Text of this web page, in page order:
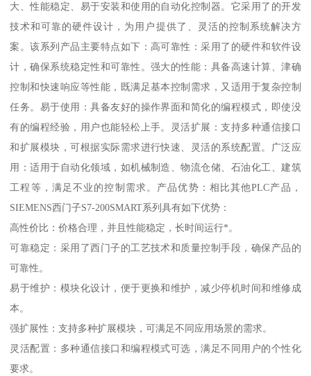
大、性能稳定、易于安装和使用的自动化控制器。它采用了的开发
技术和可靠的硬件设计，为用户提供了、灵活的控制系统解决方
案。该系列产品主要特点如下：高可靠性：采用了的硬件和软件设
计，确保系统稳定性和可靠性。强大的性能：具备高速计算、津确
控制和快速响应等性能，既满足基本控制需求，又适用于复杂控制
任务。易于使用：具备友好的操作界面和简化的编程模式，即使没
有的编程经验，用户也能轻松上手。灵活扩展：支持多种通信接口
和扩展模块，可根据实际需求进行快速、灵活的系统配置。广泛应
用：适用于自动化领域，如机械制造、物流仓储、石油化工、建筑
工程等，满足不业的控制需求。产品优势：相比其他PLC产品，
SIEMENS西门子S7-200SMART系列具有如下优势：
高性价比：价格合理，并且性能稳定，长时间运行*。
可靠稳定：采用了西门子的工艺技术和质量控制手段，确保产品的
可靠性。
易于维护：模块化设计，便于更换和维护，减少停机时间和维修成
本。
强扩展性：支持多种扩展模块，可满足不同应用场景的需求。
灵活配置：多种通信接口和编程模式可选，满足不同用户的个性化
要求。